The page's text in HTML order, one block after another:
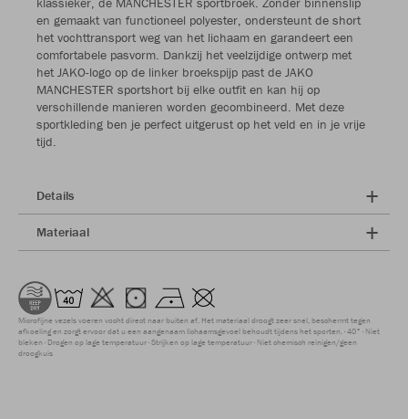
en gemaakt van functioneel polyester, ondersteunt de short
het vochttransport weg van het lichaam en garandeert een
comfortabele pasvorm. Dankzij het veelzijdige ontwerp met
het JAKO-logo op de linker broekspijp past de JAKO
MANCHESTER sportshort bij elke outfit en kan hij op
verschillende manieren worden gecombineerd. Met deze
sportkleding ben je perfect uitgerust op het veld en in je vrije
tijd.
Details
Materiaal
Microfijne vezels voeren vocht direct naar buiten af. Het materiaal droogt zeer snel, beschermt tegen
afkoeling en zorgt ervoor dat u een aangenaam lichaamsgevoel behoudt tijdens het sporten. 40° Niet
bleken Drogen op lage temperatuur Strijken op lage temperatuur Niet chemisch reinigen/geen
droogkuis